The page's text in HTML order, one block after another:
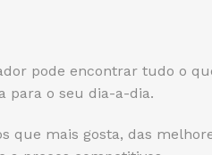
pode encontrar tudo o
para o seu dia-a-dia.
que mais gosta, das